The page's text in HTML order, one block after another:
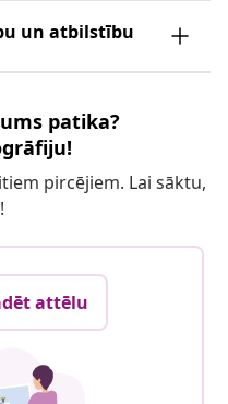
un atbilstību
patika?
pircējiem. Lai sāktu,
attēlu